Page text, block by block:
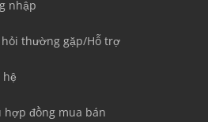
nhập
hỏi thường gặp/Hỗ trợ
hệ
hợp đồng mua bán